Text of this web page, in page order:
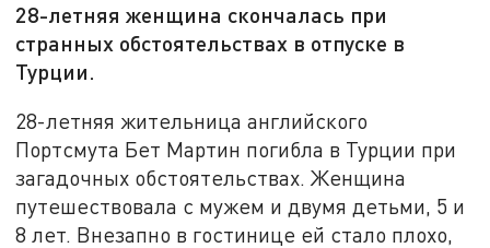
28-летняя женщина скончалась при
странных обстоятельствах в отпуске в
Турции.
28-летняя жительница английского
Портсмута Бет Мартин погибла в Турции при
загадочных обстоятельствах. Женщина
путешествовала с мужем и двумя детьми, 5 и
8 лет. Внезапно в гостинице ей стало плохо,